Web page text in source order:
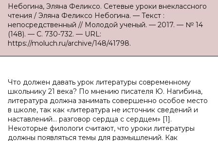
Небогина, Эляна Феликсо. Сетевые уроки внеклассного
чтения / Эляна Феликсо Небогина. — Текст :
непосредственный // Молодой ученый. — 2017. — № 14
(148). — С. 730-732. — URL:
https://moluch.ru/archive/148/41798.
Что должен давать урок литературы современному
школьнику 21 века? По мнению писателя Ю. Нагибина,
литература должна занимать совершенно особое место
в школе, так как «литература не источник сведений и
наставлений… разговор сердца с сердцем» [1].
Некоторые филологи считают, что уроки литературы
должны появляться темы для размышлений. Как